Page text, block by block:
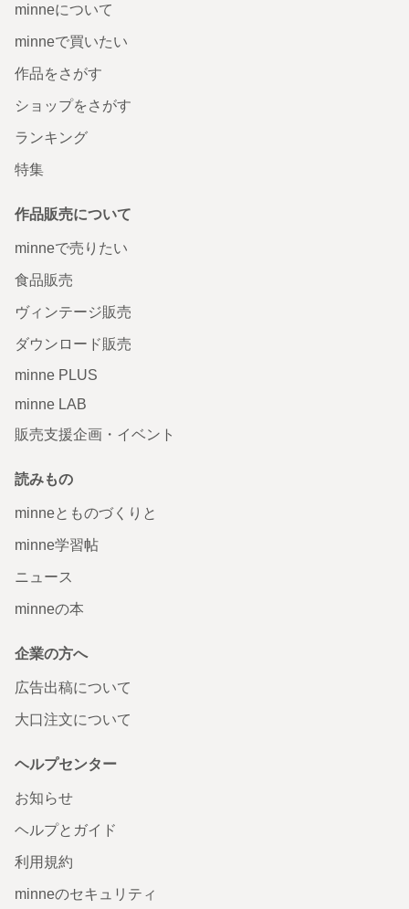
minneについて
minneで買いたい
作品をさがす
ショップをさがす
ランキング
特集
作品販売について
minneで売りたい
食品販売
ヴィンテージ販売
ダウンロード販売
minne PLUS
minne LAB
販売支援企画・イベント
読みもの
minneとものづくりと
minne学習帖
ニュース
minneの本
企業の方へ
広告出稿について
大口注文について
ヘルプセンター
お知らせ
ヘルプとガイド
利用規約
minneのセキュリティ